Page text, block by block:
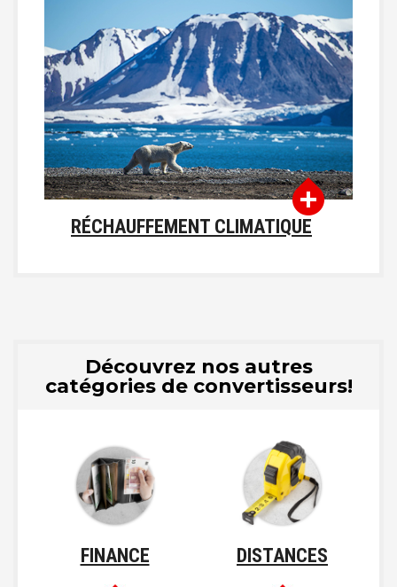
RÉCHAUFFEMENT CLIMATIQUE
Découvrez nos autres
catégories de convertisseurs!
FINANCE DISTANCES